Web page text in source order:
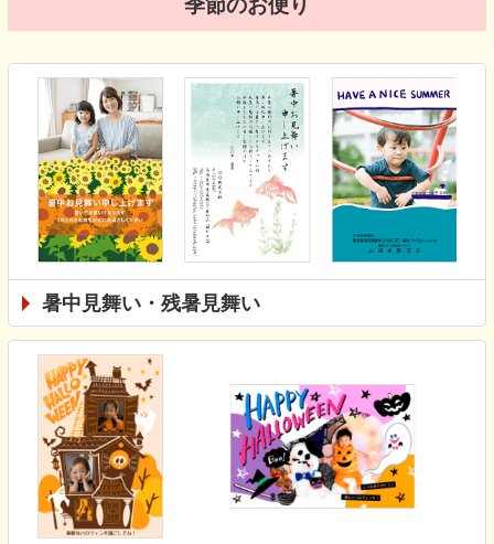
季節のお便り
暑中見舞い・残暑見舞い